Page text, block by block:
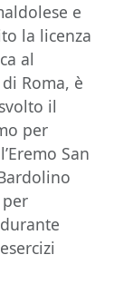
e
la licenza
al
Roma, è
il
per
San